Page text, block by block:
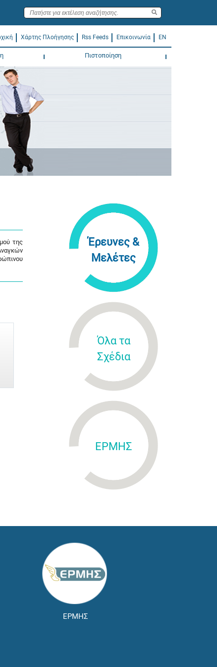
Χάρτης Πλοήγησης Rss Feeds Επικοινωνία EN
Πιστοποίηση
της
Έρευνες &
Μελέτες
Όλα τα
Σχέδια
ΕΡΜΗΣ
ΕΡΜΗΣ